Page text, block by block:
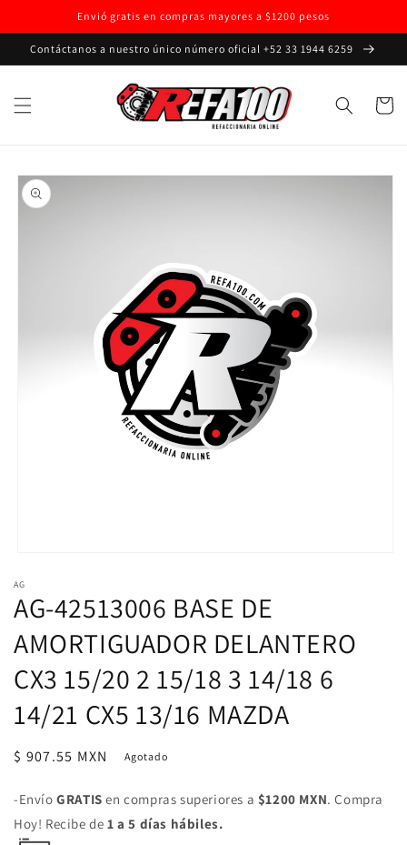
directamente
al contenido
Envió gratis en compras mayores a $1200 pesos
Contáctanos a nuestro único número oficial +52 33 1944 6259
Carrito
directamente
a la
información
multimedia
1
en
ventana
modal
AG
AG-42513006 BASE DE
AMORTIGUADOR DELANTERO
CX3 15/20 2 15/18 3 14/18 6
14/21 CX5 13/16 MAZDA
Precio
$ 907.55 MXN Agotado
-EnvíoGRATIS en compras superiores a $1200 MXN. Compra
Hoy! Recibe de 1 a 5 días hábiles.